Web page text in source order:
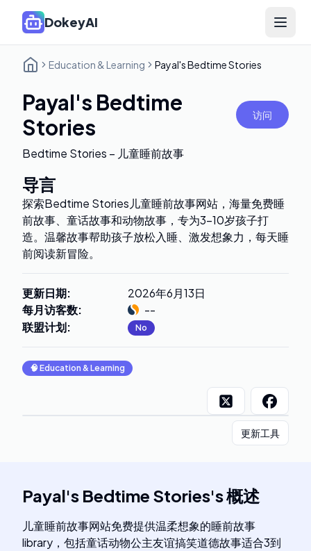
DokeyAI Open
Education & Learning Payal's Bedtime Stories
Payal's Bedtime
Stories
访问
Bedtime Stories – 儿童睡前故事
导言
探索Bedtime Stories儿童睡前故事网站，海量免费睡
前故事、童话故事和动物故事，专为3-10岁孩子打
造。温馨故事帮助孩子放松入睡、激发想象力，每天睡
前阅读新冒险。
更新日期:
2026年6月13日
每月访客数:
--
联盟计划: No
🧠 Education & Learning
更新工具
Payal's Bedtime Stories's概述
儿童睡前故事网站免费提供温柔想象的睡前故事
library，包括童话动物公主友谊搞笑道德故事适合3到